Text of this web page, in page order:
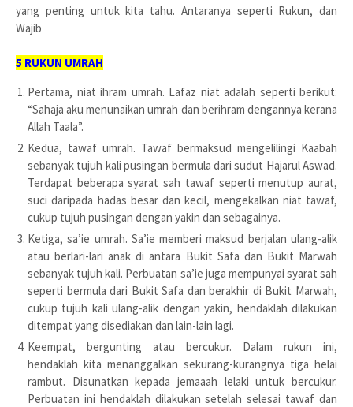
yang penting untuk kita tahu. Antaranya seperti Rukun, dan
Wajib
5 RUKUN UMRAH
Pertama, niat ihram umrah. Lafaz niat adalah seperti berikut:
“Sahaja aku menunaikan umrah dan berihram dengannya kerana
Allah Taala”.
Kedua, tawaf umrah. Tawaf bermaksud mengelilingi Kaabah
sebanyak tujuh kali pusingan bermula dari sudut Hajarul Aswad.
Terdapat beberapa syarat sah tawaf seperti menutup aurat,
suci daripada hadas besar dan kecil, mengekalkan niat tawaf,
cukup tujuh pusingan dengan yakin dan sebagainya.
Ketiga, sa’ie umrah. Sa’ie memberi maksud berjalan ulang-alik
atau berlari-lari anak di antara Bukit Safa dan Bukit Marwah
sebanyak tujuh kali. Perbuatan sa’ie juga mempunyai syarat sah
seperti bermula dari Bukit Safa dan berakhir di Bukit Marwah,
cukup tujuh kali ulang-alik dengan yakin, hendaklah dilakukan
ditempat yang disediakan dan lain-lain lagi.
Keempat, bergunting atau bercukur. Dalam rukun ini,
hendaklah kita menanggalkan sekurang-kurangnya tiga helai
rambut. Disunatkan kepada jemaaah lelaki untuk bercukur.
Perbuatan ini hendaklah dilakukan setelah selesai tawaf dan